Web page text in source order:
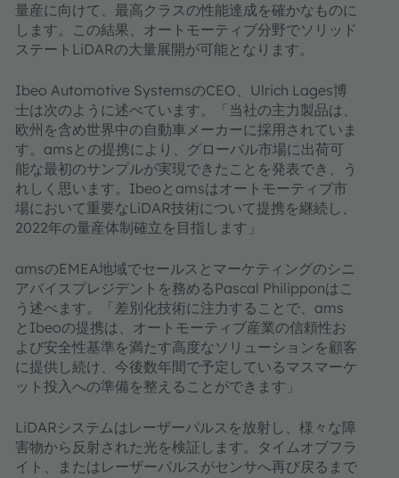
量産に向けて、最高クラスの性能達成を確かなものに
します。この結果、オートモーティブ分野でソリッド
ステートLiDARの大量展開が可能となります。
Ibeo Automotive SystemsのCEO、Ulrich Lages博
士は次のように述べています。「当社の主力製品は、
欧州を含め世界中の自動車メーカーに採用されていま
す。amsとの提携により、グローバル市場に出荷可
能な最初のサンプルが実現できたことを発表でき、う
れしく思います。Ibeoとamsはオートモーティブ市
場において重要なLiDAR技術について提携を継続し、
2022年の量産体制確立を目指します」
amsのEMEA地域でセールスとマーケティングのシニ
アバイスプレジデントを務めるPascal Philipponはこ
う述べます。「差別化技術に注力することで、ams
とIbeoの提携は、オートモーティブ産業の信頼性お
よび安全性基準を満たす高度なソリューションを顧客
に提供し続け、今後数年間で予定しているマスマーケ
ット投入への準備を整えることができます」
LiDARシステムはレーザーパルスを放射し、様々な障
害物から反射された光を検証します。タイムオブフラ
イト、またはレーザーパルスがセンサへ再び戻るまで